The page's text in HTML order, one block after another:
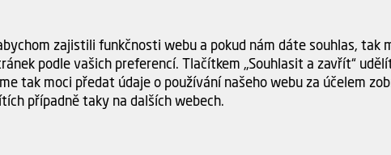
zajistili funkčnosti webu a pokud nám dáte souhlas, tak
podle vašich preferencí. Tlačítkem „Souhlasit a zavřít“
tak moci předat údaje o používání našeho webu za účelem
případně taky na dalších webech.